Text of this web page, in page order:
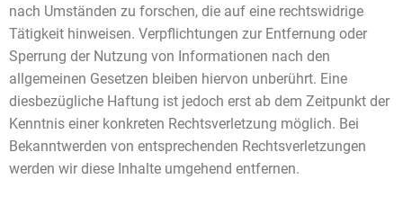
nach Umständen zu forschen, die auf eine rechtswidrige
Tätigkeit hinweisen. Verpflichtungen zur Entfernung oder
Sperrung der Nutzung von Informationen nach den
allgemeinen Gesetzen bleiben hiervon unberührt. Eine
diesbezügliche Haftung ist jedoch erst ab dem Zeitpunkt der
Kenntnis einer konkreten Rechtsverletzung möglich. Bei
Bekanntwerden von entsprechenden Rechtsverletzungen
werden wir diese Inhalte umgehend entfernen.